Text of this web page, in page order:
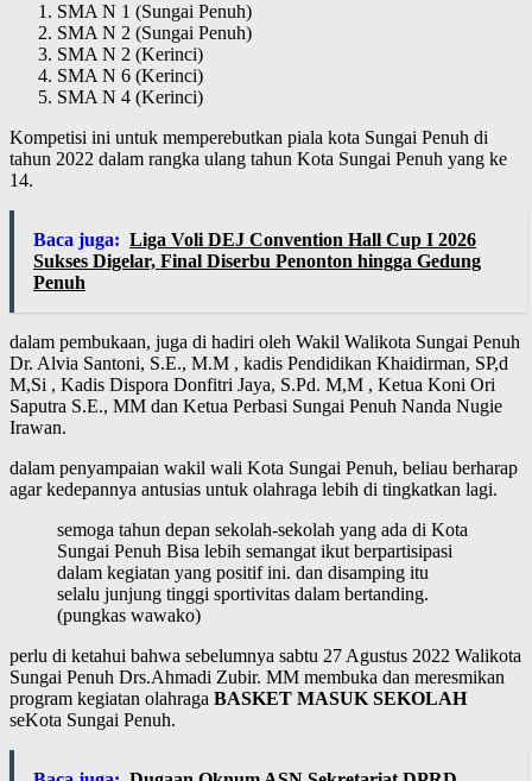
SMA N 1 (Sungai Penuh)
SMA N 2 (Sungai Penuh)
SMA N 2 (Kerinci)
SMA N 6 (Kerinci)
SMA N 4 (Kerinci)
Kompetisi ini untuk memperebutkan piala kota Sungai Penuh di
tahun 2022 dalam rangka ulang tahun Kota Sungai Penuh yang ke
14.
Baca juga: Liga Voli DEJ Convention Hall Cup I 2026
Sukses Digelar, Final Diserbu Penonton hingga Gedung
Penuh
dalam pembukaan, juga di hadiri oleh Wakil Walikota Sungai Penuh
Dr. Alvia Santoni, S.E., M.M , kadis Pendidikan Khaidirman, SP,d
M,Si , Kadis Dispora Donfitri Jaya, S.Pd. M,M , Ketua Koni Ori
Saputra S.E., MM dan Ketua Perbasi Sungai Penuh Nanda Nugie
Irawan.
dalam penyampaian wakil wali Kota Sungai Penuh, beliau berharap
agar kedepannya antusias untuk olahraga lebih di tingkatkan lagi.
semoga tahun depan sekolah-sekolah yang ada di Kota
Sungai Penuh Bisa lebih semangat ikut berpartisipasi
dalam kegiatan yang positif ini. dan disamping itu
selalu junjung tinggi sportivitas dalam bertanding.
(pungkas wawako)
perlu di ketahui bahwa sebelumnya sabtu 27 Agustus 2022 Walikota
Sungai Penuh Drs.Ahmadi Zubir. MM membuka dan meresmikan
program kegiatan olahraga BASKET MASUK SEKOLAH
seKota Sungai Penuh.